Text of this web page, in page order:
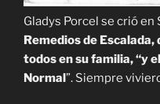
Gladys Porcel se crió en
Remedios de
todos en su familia, “y
Normal ”. Siempre